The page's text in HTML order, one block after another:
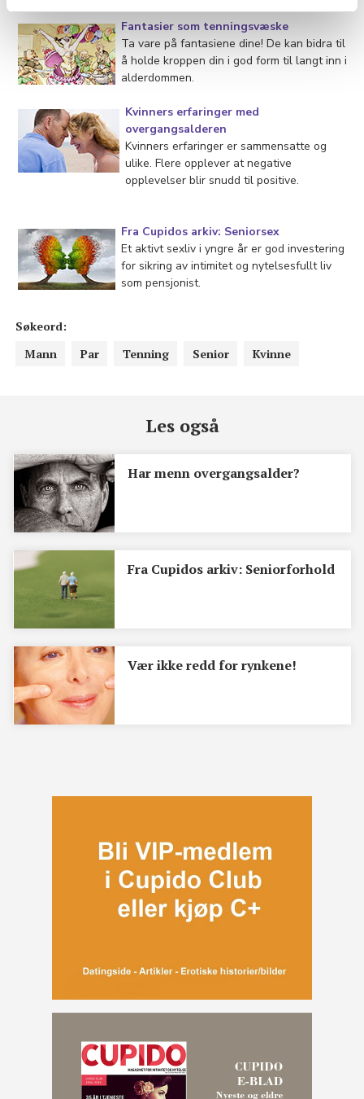
Fantasier som tenningsvæske
Ta vare på fantasiene dine! De kan bidra til
å holde kroppen din i god form til langt inn i
alderdommen.
Kvinners erfaringer med
overgangsalderen
Kvinners erfaringer er sammensatte og
ulike. Flere opplever at negative
opplevelser blir snudd til positive.
Fra Cupidos arkiv: Seniorsex
Et aktivt sexliv i yngre år er god investering
for sikring av intimitet og nytelsesfullt liv
som pensjonist.
Søkeord:
Mann
Par Tenning Senior Kvinne
Les også
Har menn overgangsalder?
Fra Cupidos arkiv: Seniorforhold
Vær ikke redd for rynkene!